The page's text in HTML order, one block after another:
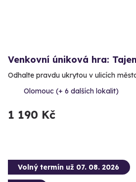
Venkovní úniková hra:
Odhalte pravdu ukrytou v ulicích
Olomouc (+ 6 dalších lokalit)
1 190 Kč
Volný termín už 07. 08. 2026